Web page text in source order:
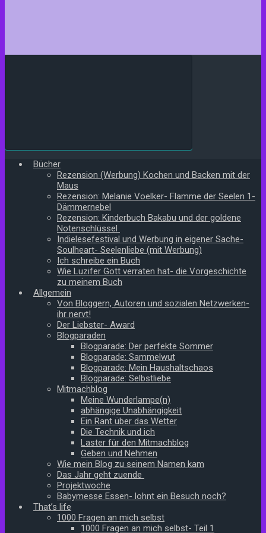
Bücher
Rezension (Werbung) Kochen und Backen mit der
Maus
Rezension: Melanie Voelker- Flamme der Seelen 1-
Dämmernebel
Rezension: Kinderbuch Bakabu und der goldene
Notenschlüssel
Indielesefestival und Werbung in eigener Sache-
Soulheart- Seelenliebe (mit Werbung)
Ich schreibe ein Buch
Wie Luzifer Gott verraten hat- die Vorgeschichte
zu meinem Buch
Allgemein
Von Bloggern, Autoren und sozialen Netzwerken-
ihr nervt!
Der Liebster- Award
Blogparaden
Blogparade: Der perfekte Sommer
Blogparade: Sammelwut
Blogparade: Mein Haushaltschaos
Blogparade: Selbstliebe
Mitmachblog
Meine Wunderlampe(n)
abhängige Unabhängigkeit
Ein Rant über das Wetter
Die Technik und ich
Laster für den Mitmachblog
Geben und Nehmen
Wie mein Blog zu seinem Namen kam
Das Jahr geht zuende
Projektwoche
Babymesse Essen- lohnt ein Besuch noch?
That’s life
1000 Fragen an mich selbst
1000 Fragen an mich selbst- Teil 1